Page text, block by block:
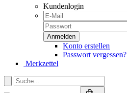
Kundenlogin
Konto erstellen
Passwort vergessen?
Merkzettel